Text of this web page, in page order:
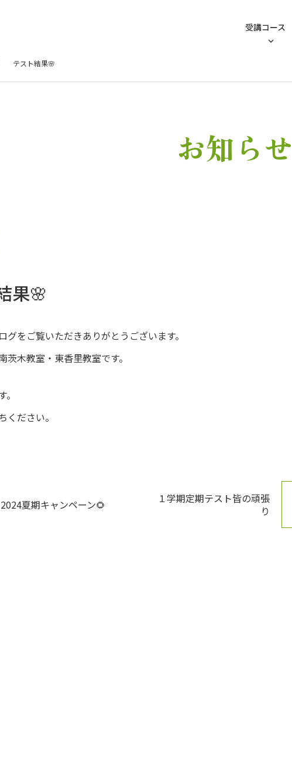
受講コース
テスト結果🌸
お知らせ
果🌸
グをご覧いただきありがとうございます。
茨木教室・東香里教室です。
ください。
2024夏期キャンペーン🌻
１学期定期テスト皆の頑張
り